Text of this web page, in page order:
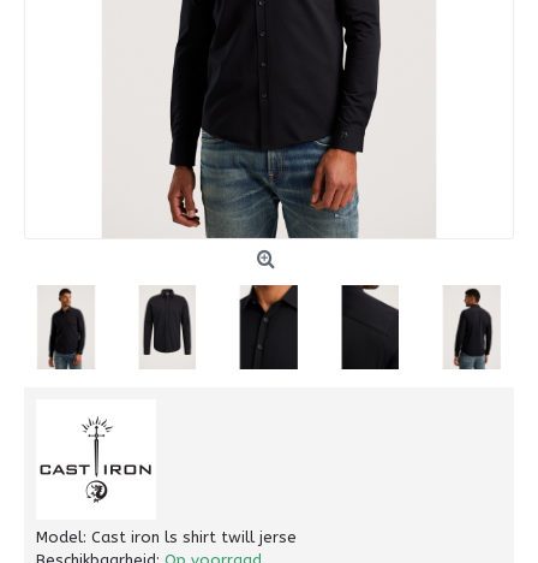
Model: Cast iron ls shirt twill jerse